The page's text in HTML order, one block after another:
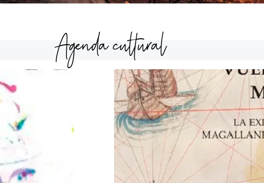
Agenda cultural